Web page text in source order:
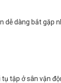
dễ dàng bắt gặp
tụ tập ở sân vận